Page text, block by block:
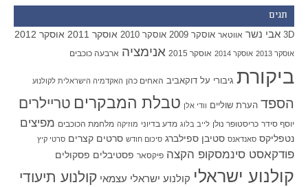
תגים
3D אבי נשר אווטאר אוסקר 2009 אוסקר 2010 אוסקר 2011 אוסקר 2012
אוסקר 2013 אוסקר 2014 אוסקר 2015 אנימציה ארבעה כוכבים
ביקורת גיבורי על דוקאביב האחים כהן האקדמיה הישראלית לקולנוע
הספד הערת שוליים וודי אלן טבלת המבקרים טריילרים
יוסף סידר כריסטופר נולן לייב בלוג מדע בדיוני מוזיקה מלחמת הכוכבים מפיצים
נטפליקס סאנדאנס סטיבן ספילברג סיכום חודש סרטים קצרים סרטי קיץ
פודקאסט סינמסקופ הקצה פיקסאר פסטיבלים פסקולים
קולנוע ישראלי קולנוע ישראלי עצמאי קולנוע תיעודי